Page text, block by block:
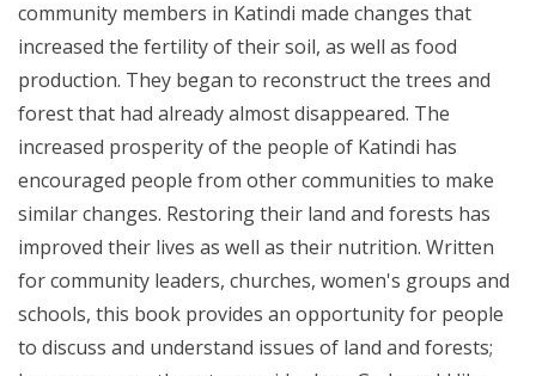
community members in Katindi made changes that
increased the fertility of their soil, as well as food
production. They began to reconstruct the trees and
forest that had already almost disappeared. The
increased prosperity of the people of Katindi has
encouraged people from other communities to make
similar changes. Restoring their land and forests has
improved their lives as well as their nutrition. Written
for community leaders, churches, women's groups and
schools, this book provides an opportunity for people
to discuss and understand issues of land and forests;